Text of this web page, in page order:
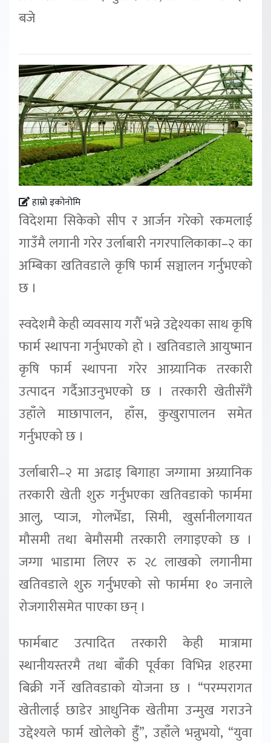
बजे
हाम्रो इकोनोमि
विदेशमा सिकेको सीप र आर्जन गरेको रकमलाई
गाउँमै लगानी गरेर उर्लाबारी नगरपालिकाका–२ का
अम्बिका खतिवडाले कृषि फार्म सञ्चालन गर्नुभएको
छ ।
स्वदेशमै केही व्यवसाय गरौँ भन्ने उद्देश्यका साथ कृषि
फार्म स्थापना गर्नुभएको हो । खतिवडाले आयुष्मान
कृषि फार्म स्थापना गरेर आग्र्यानिक तरकारी
उत्पादन गर्दैआउनुभएको छ । तरकारी खेतीसँगै
उहाँले माछापालन, हाँस, कुखुरापालन समेत
गर्नुभएको छ ।
उर्लाबारी–२ मा अढाइ बिगाहा जग्गामा अग्र्यानिक
तरकारी खेती शुरु गर्नुभएका खतिवडाको फार्ममा
आलु, प्याज, गोलभेँडा, सिमी, खुर्सानीलगायत
मौसमी तथा बेमौसमी तरकारी लगाइएको छ ।
जग्गा भाडामा लिएर रु २८ लाखको लगानीमा
खतिवडाले शुरु गर्नुभएको सो फार्ममा १० जनाले
रोजगारीसमेत पाएका छन् ।
फार्मबाट उत्पादित तरकारी केही मात्रामा
स्थानीयस्तरमै तथा बाँकी पूर्वका विभिन्न शहरमा
बिक्री गर्ने खतिवडाको योजना छ । “परम्परागत
खेतीलाई छाडेर आधुनिक खेतीमा उन्मुख गराउने
उद्देश्यले फार्म खोलेको हुँं”, उहाँले भन्नुभयो, “युवा